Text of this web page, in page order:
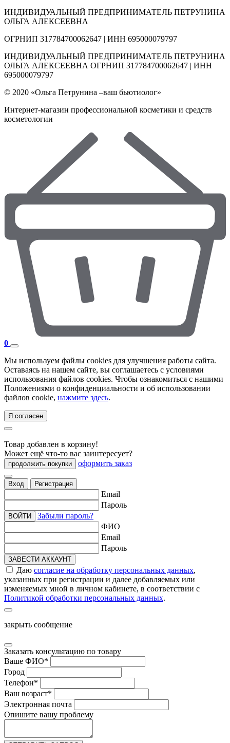
ИНДИВИДУАЛЬНЫЙ ПРЕДПРИНИМАТЕЛЬ ПЕТРУНИНА
ОЛЬГА АЛЕКСЕЕВНА
ОГРНИП 317784700062647 | ИНН 695000079797
ИНДИВИДУАЛЬНЫЙ ПРЕДПРИНИМАТЕЛЬ ПЕТРУНИНА
ОЛЬГА АЛЕКСЕЕВНА ОГРНИП 317784700062647 | ИНН
695000079797
© 2020 «Ольга Петрунина –ваш бьютиолог»
Интернет-магазин профессиональной косметики и средств
косметологии
0
Мы используем файлы cookies для улучшения работы сайта.
Оставаясь на нашем сайте, вы соглашаетесь с условиями
использования файлов cookies. Чтобы ознакомиться с нашими
Положениями о конфиденциальности и об использовании
файлов cookie, нажмите здесь.
Я согласен
Товар добавлен в корзину!
Может ещё что-то вас заинтересует?
продолжить покупки оформить заказ
Вход Регистрация
Email
Пароль
ВОЙТИ
Забыли пароль?
ФИО
Email
Пароль
ЗАВЕСТИ АККАУНТ
Даю согласие на обработку персональных данных,
указанных при регистрации и далее добавляемых или
изменяемых мной в личном кабинете, в соответствии с
Политикой обработки персональных данных.
закрыть сообщение
Заказать консультацию по товару
Ваше ФИО*
Город
Телефон*
Ваш возраст*
Электронная почта
Опишите вашу проблему